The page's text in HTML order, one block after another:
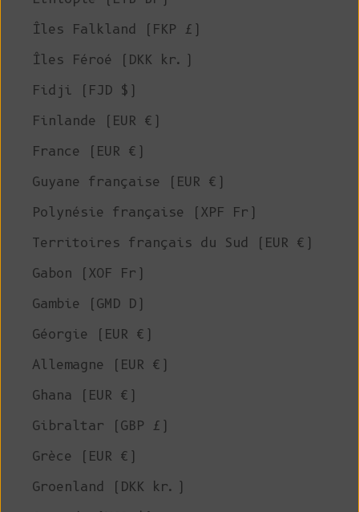
Îles Falkland (FKP £)
Îles Féroé (DKK kr.)
Fidji (FJD $)
Finlande (EUR €)
France (EUR €)
Guyane française (EUR €)
Polynésie française (XPF Fr)
Territoires français du Sud (EUR €)
Gabon (XOF Fr)
Gambie (GMD D)
Géorgie (EUR €)
Allemagne (EUR €)
Ghana (EUR €)
Gibraltar (GBP £)
Grèce (EUR €)
Groenland (DKK kr.)